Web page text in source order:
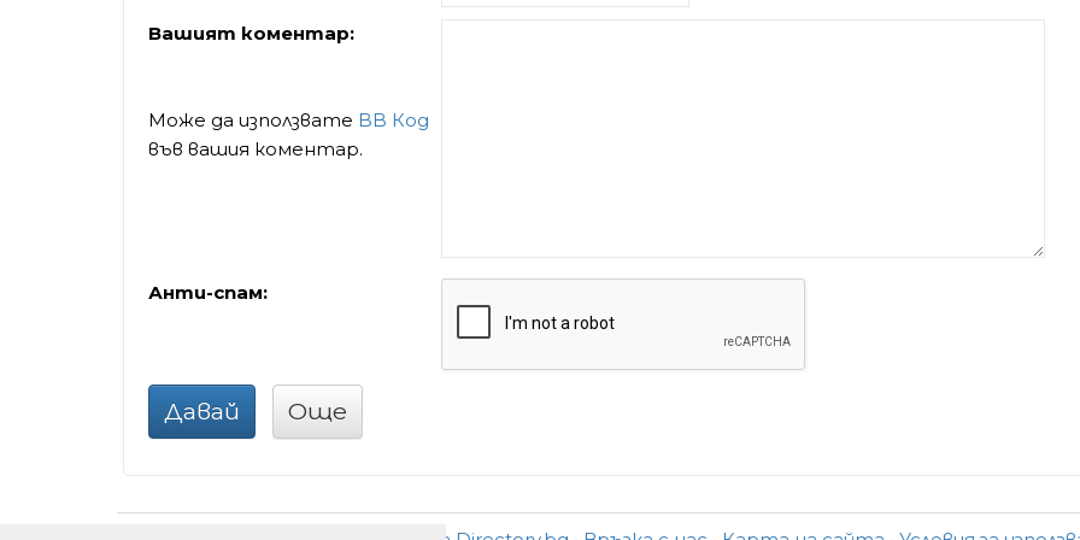
Вашият коментар:
Може да използвате BB Код
във вашия коментар.
Анти-спам:
Давай Още